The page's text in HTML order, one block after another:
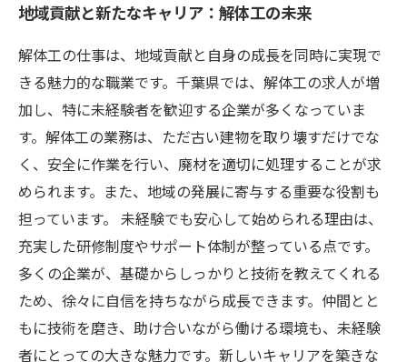
地域貢献と新たなキャリア：解体工の未来
解体工の仕事は、地域貢献と自身の成長を同時に実現で
きる魅力的な職業です。千葉県では、解体工の求人が増
加し、特に未経験者を歓迎する企業が多くなっていま
す。解体工の業務は、ただ古い建物を取り壊すだけでな
く、安全に作業を行い、廃材を適切に処理することが求
められます。また、地域の発展に寄与する重要な役割も
担っています。 未経験でも安心して始められる理由は、
充実した研修制度やサポート体制が整っている点です。
多くの企業が、基礎からしっかりと技術を教えてくれる
ため、徐々に自信を持ちながら成長できます。仲間とと
もに技術を磨き、助け合いながら働ける環境も、未経験
者にとっての大きな魅力です。新しいキャリアを築きな